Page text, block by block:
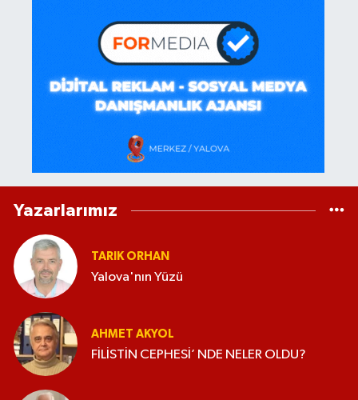
Yazarlarımız
TARIK ORHAN
Yalova'nın Yüzü
AHMET AKYOL
FİLİSTİN CEPHESİ’ NDE NELER OLDU?